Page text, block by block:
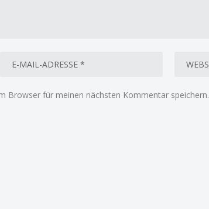
Browser für meinen nächsten Kommentar speichern.